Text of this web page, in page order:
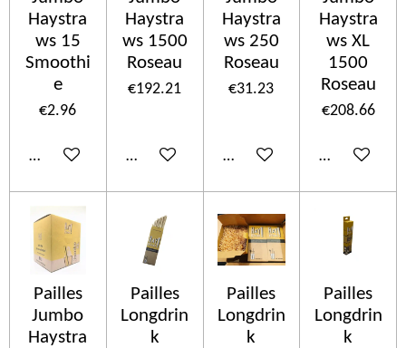
Haystra
ws 15
Smoothi
e
€2.96
Add to cart
Haystra
ws 1500
Roseau
€192.21
Add to cart
Haystra
ws 250
Roseau
€31.23
Add to cart
Haystra
ws XL
1500
Roseau
€208.66
Add to cart
Pailles
Jumbo
Haystra
Pailles
Longdrin
k
Pailles
Longdrin
k
Pailles
Longdrin
k